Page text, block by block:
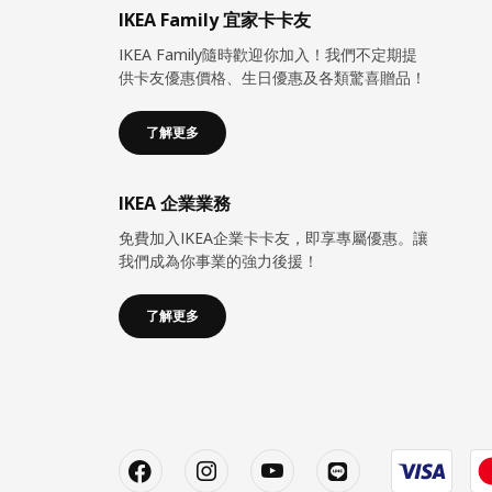
IKEA Family 宜家卡卡友
IKEA Family隨時歡迎你加入！我們不定期提
供卡友優惠價格、生日優惠及各類驚喜贈品！
了解更多
IKEA 企業業務
免費加入IKEA企業卡卡友，即享專屬優惠。讓
我們成為你事業的強力後援！
了解更多